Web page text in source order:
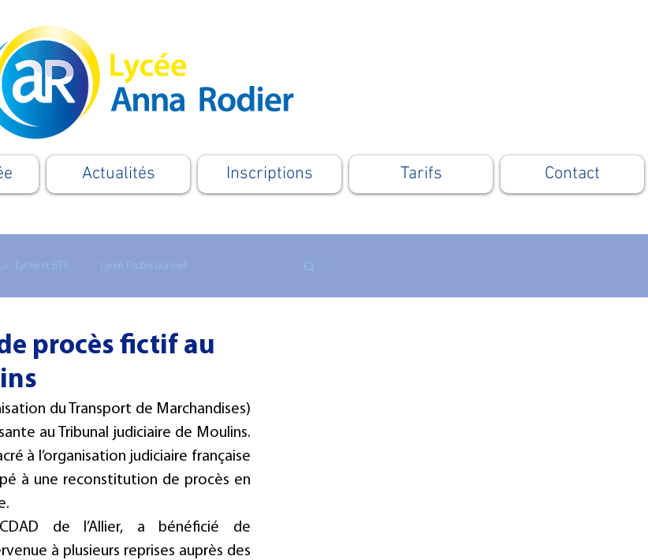
Actualités Inscriptions Tarifs Contact
: Lycée et BTS Lycée Professionnel
procès fictif au
du Transport de Marchandises)
au Tribunal judiciaire de Moulins.
à l’organisation judiciaire française
à une reconstitution de procès en
de l’Allier, a bénéficié de
à plusieurs reprises auprès des